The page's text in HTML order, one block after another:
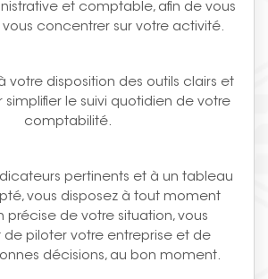
et comptable, afin de vous
concentrer sur votre activité.
votre disposition des outils clairs et
simplifier le suivi quotidien de votre
comptabilité.
pertinents et à un tableau
vous disposez à tout moment
précise de votre situation, vous
piloter votre entreprise et de
décisions, au bon moment.